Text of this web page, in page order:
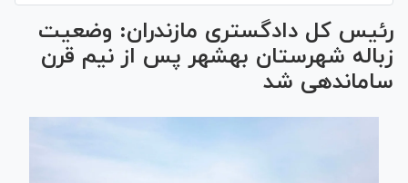
رئیس کل دادگستری مازندران: وضعیت
زباله شهرستان بهشهر پس از نیم قرن
ساماندهی شد